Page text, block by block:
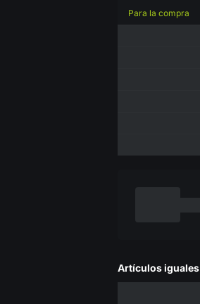
Para la compra
Artículos iguales